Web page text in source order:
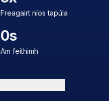
Freagairt níos tapúla
0s
Am feithimh